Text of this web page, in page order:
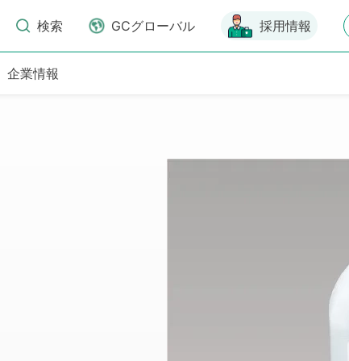
検索 GCグローバル 採用情報
企業情報